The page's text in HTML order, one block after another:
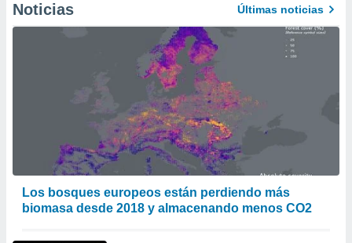
Noticias Últimas noticias
Los bosques europeos están perdiendo más
biomasa desde 2018 y almacenando menos CO2